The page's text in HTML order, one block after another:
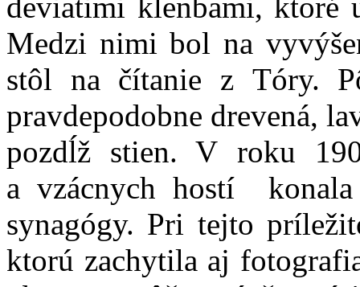
deviatimi klenbami, ktoré
Medzi nimi bol na
stôl na čítanie z Tóry.
pravdepodobne drevená,
pozdĺž stien. V roku
a vzácnych hostí konala
synagógy. Pri tejto
ktorú zachytila aj